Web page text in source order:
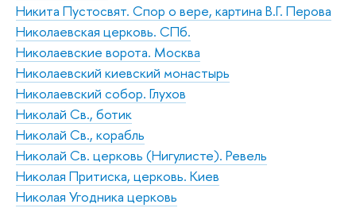
Никита Пустосвят. Спор о вере, картина В.Г. Перова
Николаевская церковь. СПб.
Николаевские ворота. Москва
Николаевский киевский монастырь
Николаевский собор. Глухов
Николай Св., ботик
Николай Св., корабль
Николай Св. церковь (Нигулисте). Ревель
Николая Притиска, церковь. Киев
Николая Угодника церковь